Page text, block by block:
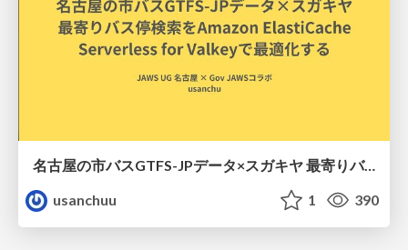
名古屋の市バスGTFS-JPデータ×スガキヤ 最寄りバス停検索をAmazon ElastiCache Serverless for Valkeyで最適化する
usanchuu
1 390